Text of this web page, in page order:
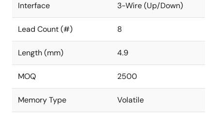
Interface 3-Wire (Up/Down)
Lead Count (#) 8
Length (mm) 4.9
MOQ 2500
Memory Type Volatile